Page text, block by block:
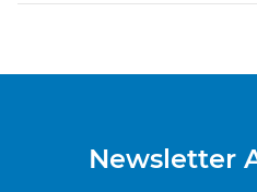
Newsletter